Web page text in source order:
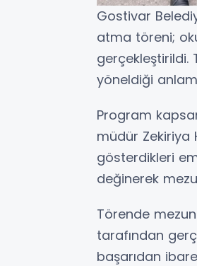
Gostivar
atma töreni;
gerçekleştirildi.
yöneldiği
Program
müdür Zekiriya
gösterdikleri
değinerek
Törende
tarafından
başarıdan